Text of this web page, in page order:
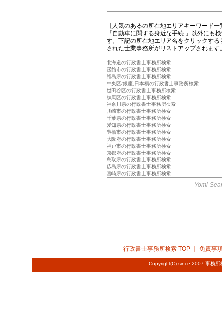
【人気のあるの所在地エリアキーワード一
「自動車に関する身近な手続 」以外にも
す。下記の所在地エリア名をクリックす
された士業事務所がリストアップされます
北海道の行政書士事務所検索
函館市の行政書士事務所検索
福島県の行政書士事務所検索
中央区/銀座,日本橋の行政書士事務所検索
世田谷区の行政書士事務所検索
練馬区の行政書士事務所検索
神奈川県の行政書士事務所検索
川崎市の行政書士事務所検索
千葉県の行政書士事務所検索
愛知県の行政書士事務所検索
豊橋市の行政書士事務所検索
大阪府の行政書士事務所検索
神戸市の行政書士事務所検索
京都府の行政書士事務所検索
鳥取県の行政書士事務所検索
広島県の行政書士事務所検索
宮崎県の行政書士事務所検索
- Yomi-
行政書士事務所検索TOP ｜ 免責事
Copyright(C) since 2007 事務所